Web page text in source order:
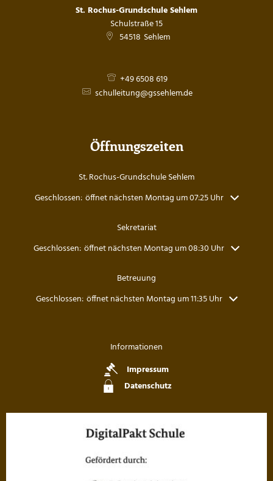
St. Rochus-Grundschule Sehlem
Schulstraße 15
54518 Sehlem
+49 6508 619
schulleitung@gssehlem.de
Öffnungszeiten
St. Rochus-Grundschule Sehlem
Klicken, um weitere Öffnungs- oder Schließzeiten auszublenden
Geschlossen: öffnet nächsten Montag um 07:25 Uhr
Sekretariat
Klicken, um weitere Öffnungs- oder Schließzeiten auszublenden
Geschlossen: öffnet nächsten Montag um 08:30 Uhr
Betreuung
Klicken, um weitere Öffnungs- oder Schließzeiten auszublenden
Geschlossen: öffnet nächsten Montag um 11:35 Uhr
Informationen
Impressum
Datenschutz